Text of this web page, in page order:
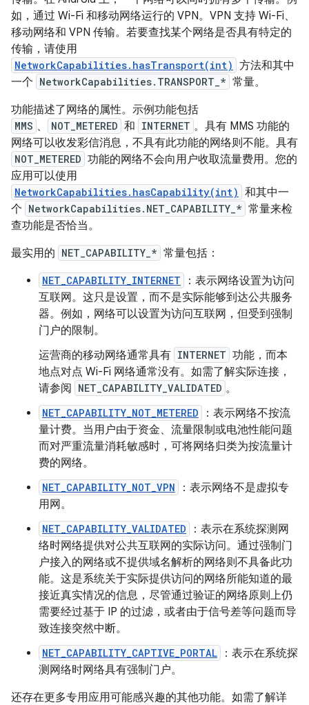
如，通过 Wi-Fi 和移动网络运行的 VPN。VPN 支持 Wi-Fi、
移动网络和 VPN 传输。若要查找某个网络是否具有特定的
传输，请使用
NetworkCapabilities.hasTransport(int) 方法和其中
一个 NetworkCapabilities.TRANSPORT_* 常量。
功能描述了网络的属性。示例功能包括
MMS 、 NOT_METERED 和 INTERNET 。具有 MMS 功能的
网络可以收发彩信消息，不具有此功能的网络则不能。具有
NOT_METERED 功能的网络不会向用户收取流量费用。您的
应用可以使用
NetworkCapabilities.hasCapability(int) 和其中一
个 NetworkCapabilities.NET_CAPABILITY_* 常量来检
查功能是否恰当。
最实用的 NET_CAPABILITY_* 常量包括：
NET_CAPABILITY_INTERNET
：表示网络设置为访问
互联网。这只是设置，而不是实际能够到达公共服务
器。 例如，网络可以设置为访问互联网，但受到强制
门户的限制。
运营商的移动网络通常具有 INTERNET 功能，而本
地点对点 Wi-Fi 网络通常没有。如需了解实际连接，
请参阅
NET_CAPABILITY_VALIDATED 。
NET_CAPABILITY_NOT_METERED
：表示网络不按流
量计费。当用户由于资金、流量限制或电池性能问题
而对严重流量消耗敏感时，可将网络归类为按流量计
费的网络。
NET_CAPABILITY_NOT_VPN
：表示网络不是虚拟专
用网。
NET_CAPABILITY_VALIDATED
：表示在系统探测网
络时网络提供对公共互联网的实际访问。通过强制门
户接入的网络或不提供域名解析的网络则不具备此功
能。这是系统关于实际提供访问的网络所能知道的最
接近真实情况的信息，尽管通过验证的网络原则上仍
需要经过基于 IP 的过滤，或者由于信号差等问题而导
致连接突然中断。
NET_CAPABILITY_CAPTIVE_PORTAL
：表示在系统探
测网络时网络具有强制门户。
还存在更多专用应用可能感兴趣的其他功能。如需了解详